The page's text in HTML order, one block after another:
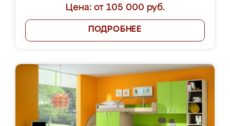
Цена: от 105 000 руб.
ПОДРОБНЕЕ